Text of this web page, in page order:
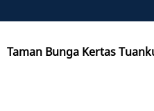
Taman Bunga Kertas